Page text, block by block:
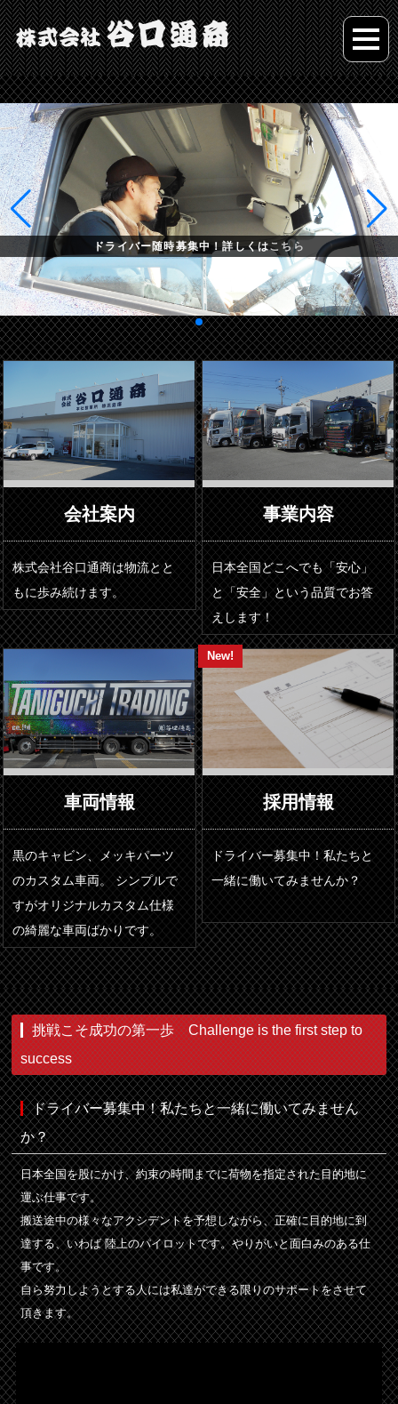
ドライバー随時募集中！詳しくはこちら
会社案内
株式会社谷口通商は物流とと
もに歩み続けます。
事業内容
日本全国どこへでも「安心」
と「安全」という品質でお答
えします！
車両情報
黒のキャビン、メッキパーツ
のカスタム車両。 シンプルで
すがオリジナルカスタム仕様
の綺麗な車両ばかりです。
New!
採用情報
ドライバー募集中！私たちと
一緒に働いてみませんか？
挑戦こそ成功の第一歩 Challenge is the first step to
success
ドライバー募集中！私たちと一緒に働いてみません
か？
日本全国を股にかけ、約束の時間までに荷物を指定された目的地に
運ぶ仕事です。
搬送途中の様々なアクシデントを予想しながら、正確に目的地に到
達する、いわば 陸上のパイロットです。やりがいと面白みのある仕
事です。
自ら努力しようとする人には私達ができる限りのサポートをさせて
頂きます。